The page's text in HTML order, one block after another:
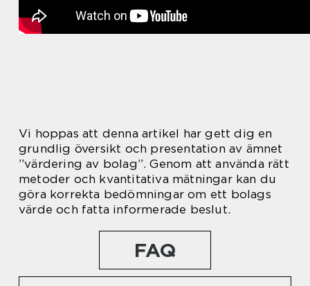
Vi hoppas att denna artikel har gett dig en
grundlig översikt och presentation av ämnet
”värdering av bolag”. Genom att använda rätt
metoder och kvantitativa mätningar kan du
göra korrekta bedömningar om ett bolags
värde och fatta informerade beslut.
FAQ